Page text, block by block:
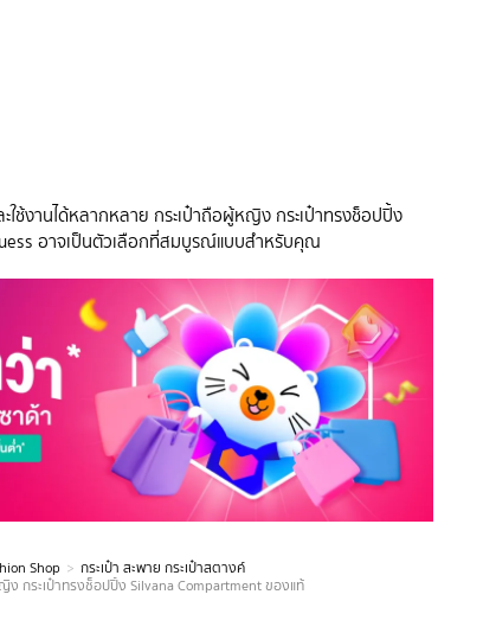
ช้งานได้หลากหลาย กระเป๋าถือผู้หญิง กระเป๋าทรงช็อปปิ้ง
อาจเป็นตัวเลือกที่สมบูรณ์แบบสำหรับคุณ
Shop
กระเป๋า สะพาย กระเป๋าสตางค์
ง กระเป๋าทรงช็อปปิ้ง Silvana Compartment ของแท้